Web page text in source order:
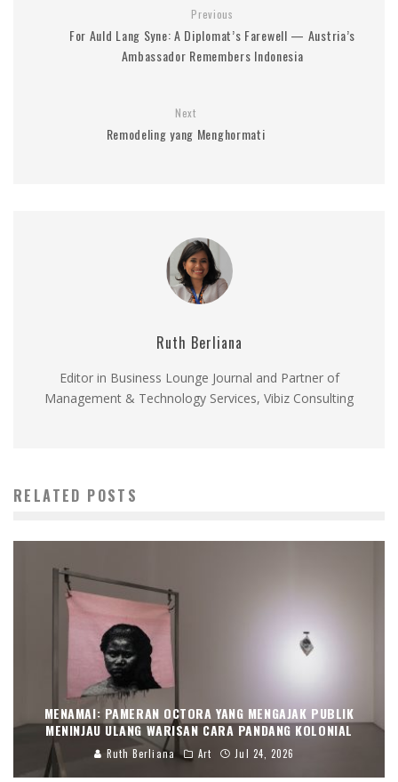
Previous
For Auld Lang Syne: A Diplomat’s Farewell — Austria’s
Ambassador Remembers Indonesia
Next
Remodeling yang Menghormati
Ruth Berliana
Editor in Business Lounge Journal and Partner of
Management & Technology Services, Vibiz Consulting
RELATED POSTS
MENAMAI: PAMERAN OCTORA YANG MENGAJAK PUBLIK
MENINJAU ULANG WARISAN CARA PANDANG KOLONIAL
Ruth Berliana Art Jul 24, 2026